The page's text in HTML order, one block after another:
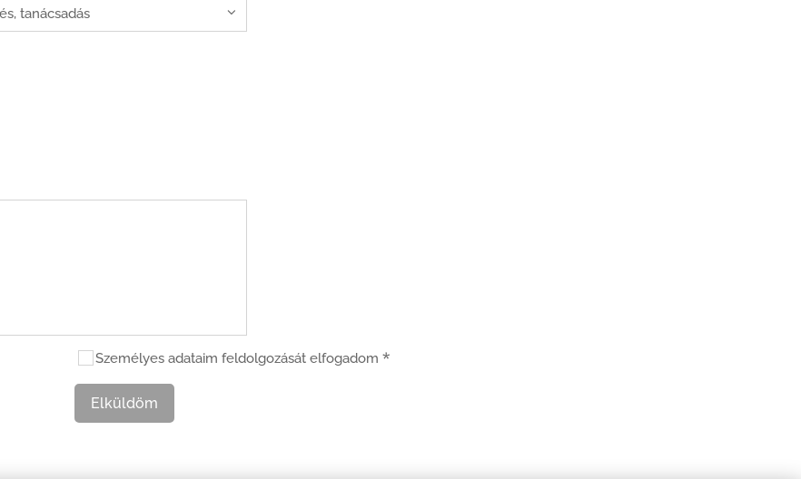
Személyes adataim feldolgozását elfogadom
Elküldöm